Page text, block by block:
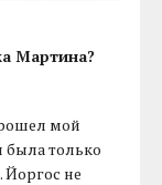
Мартина?
мой
была только
Йоргос не